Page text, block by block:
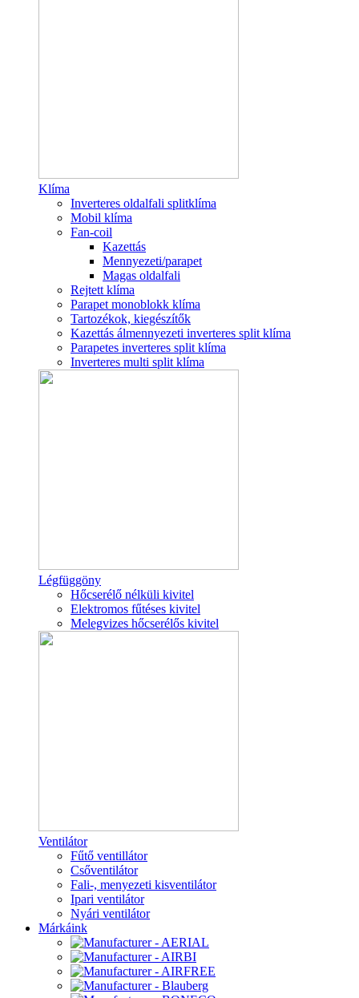
Klíma
Inverteres oldalfali splitklíma
Mobil klíma
Fan-coil
Kazettás
Mennyezeti/parapet
Magas oldalfali
Rejtett klíma
Parapet monoblokk klíma
Tartozékok, kiegészítők
Kazettás álmennyezeti inverteres split klíma
Parapetes inverteres split klíma
Inverteres multi split klíma
Légfüggöny
Hőcserélő nélküli kivitel
Elektromos fűtéses kivitel
Melegvizes hőcserélős kivitel
Ventilátor
Fűtő ventillátor
Csőventilátor
Fali-, menyezeti kisventilátor
Ipari ventilátor
Nyári ventilátor
Márkáink